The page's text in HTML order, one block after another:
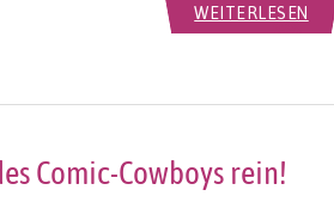
WEITERLESEN
Comic-Cowboys rein!